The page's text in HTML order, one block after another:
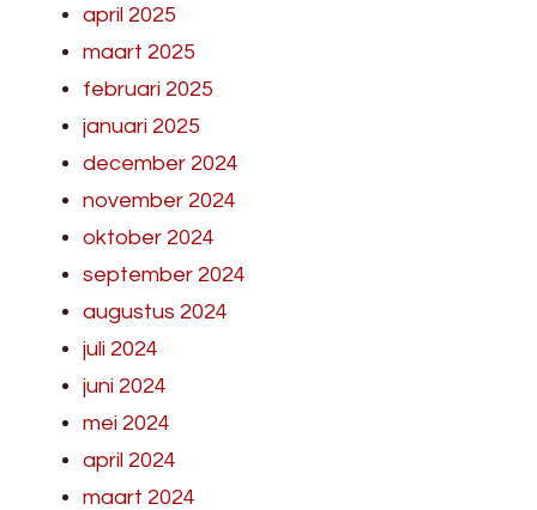
april 2025
maart 2025
februari 2025
januari 2025
december 2024
november 2024
oktober 2024
september 2024
augustus 2024
juli 2024
juni 2024
mei 2024
april 2024
maart 2024